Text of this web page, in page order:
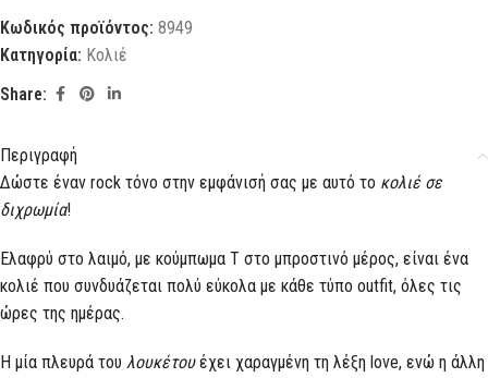
Κωδικός προϊόντος: 8949
Κατηγορία: Κολιέ
Share:
Περιγραφή
Δώστε έναν rock τόνο στην εμφάνισή σας με αυτό το κολιέ σε
διχρωμία!
Ελαφρύ στο λαιμό, με κούμπωμα Τ στο μπροστινό μέρος, είναι ένα
κολιέ που συνδυάζεται πολύ εύκολα με κάθε τύπο outfit, όλες τις
ώρες της ημέρας.
Η μία πλευρά του λουκέτουέχει χαραγμένη τη λέξη love, ενώ η άλλη